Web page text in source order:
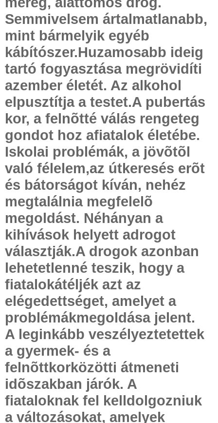
Semmivelsem ártalmatlanabb,
mint bármelyik egyéb
kábítószer.Huzamosabb ideig
tartó fogyasztása megrövidíti
azember életét. Az alkohol
elpusztítja a testet.A pubertás
kor, a felnõtté válás rengeteg
gondot hoz afiatalok életébe.
Iskolai problémák, a jövõtõl
való félelem,az útkeresés erõt
és bátorságot kíván, nehéz
megtalálnia megfelelõ
megoldást. Néhányan a
kihívások helyett adrogot
választják.A drogok azonban
lehetetlenné teszik, hogy a
fiatalokátéljék azt az
elégedettséget, amelyet a
problémákmegoldása jelent.
A leginkább veszélyeztetettek
a gyermek- és a
felnõttkorközötti átmeneti
idõszakban járók. A
fiataloknak fel kelldolgozniuk
a változásokat, amelyek